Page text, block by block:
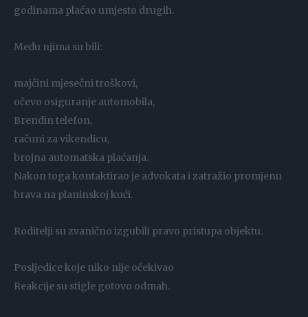
godinama plaćao umjesto drugih.
Među njima su bili:
majčini mjesečni troškovi,
očevo osiguranje automobila,
Brendin telefon,
računi za vikendicu,
brojna automatska plaćanja.
Nakon toga kontaktirao je advokata i zatražio promjenu
brava na planinskoj kući.
Roditelji su zvanično izgubili pravo pristupa objektu.
Posljedice koje niko nije očekivao
Reakcije su stigle gotovo odmah.